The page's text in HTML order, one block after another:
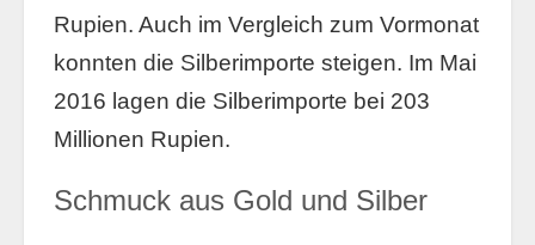
Rupien. Auch im Vergleich zum Vormonat
konnten die Silberimporte steigen. Im Mai
2016 lagen die Silberimporte bei 203
Millionen Rupien.
Schmuck aus Gold und Silber